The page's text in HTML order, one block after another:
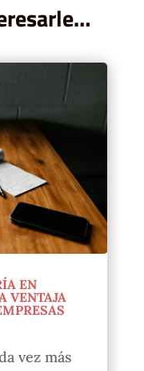
EN
VENTAJA
vez más